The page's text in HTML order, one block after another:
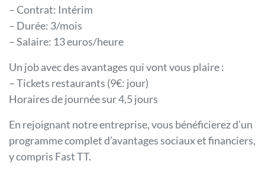
– Contrat: Intérim
– Durée: 3/mois
– Salaire: 13 euros/heure
Un job avec des avantages qui vont vous plaire :
– Tickets restaurants (9€: jour)
Horaires de journée sur 4,5 jours
En rejoignant notre entreprise, vous bénéficierez d’un
programme complet d’avantages sociaux et financiers,
y compris Fast TT.